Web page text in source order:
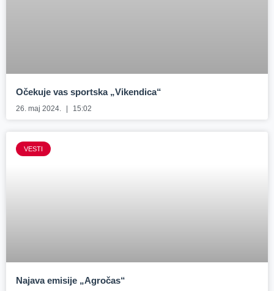
Očekuje vas sportska „Vikendica“
26. maj 2024. 15:02
VESTI
Najava emisije „Agročas“